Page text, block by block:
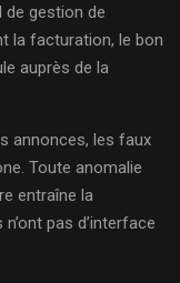
de gestion de
la facturation, le bon
auprès de la
annonces, les faux
Toute anomalie
entraîne la
pas d’interface